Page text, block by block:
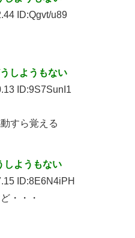
ID:Qgvt/u89
しようもない
ID:9S7SunI1
すら覚える
しようもない
ID:8E6N4iPH
・・・